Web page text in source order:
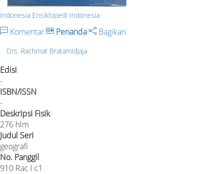
Indonesia Ensiklopedi Indonesia
Komentar Penanda Bagikan
Drs. Rachmat Bratamidjaja
Edisi
-
ISBN/ISSN
-
Deskripsi Fisik
276 hlm
Judul Seri
geografi
No. Panggil
910 Rac I c1